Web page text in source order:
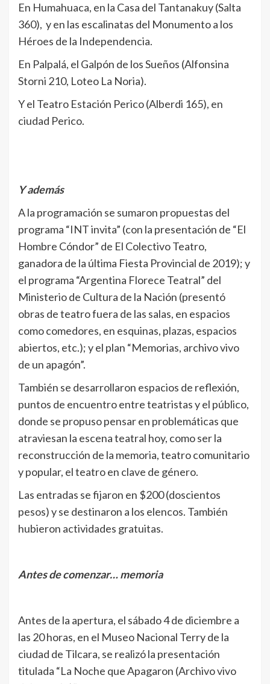
En Humahuaca, en la Casa del Tantanakuy (Salta
360), y en las escalinatas del Monumento a los
Héroes de la Independencia.
En Palpalá, el Galpón de los Sueños (Alfonsina
Storni 210, Loteo La Noria).
Y el Teatro Estación Perico (Alberdi 165), en
ciudad Perico.
Y además
A la programación se sumaron propuestas del
programa “INT invita” (con la presentación de “El
Hombre Cóndor” de El Colectivo Teatro,
ganadora de la última Fiesta Provincial de 2019); y
el programa “Argentina Florece Teatral” del
Ministerio de Cultura de la Nación (presentó
obras de teatro fuera de las salas, en espacios
como comedores, en esquinas, plazas, espacios
abiertos, etc.); y el plan “Memorias, archivo vivo
de un apagón”.
También se desarrollaron espacios de reflexión,
puntos de encuentro entre teatristas y el público,
donde se propuso pensar en problemáticas que
atraviesan la escena teatral hoy, como ser la
reconstrucción de la memoria, teatro comunitario
y popular, el teatro en clave de género.
Las entradas se fijaron en $200 (doscientos
pesos) y se destinaron a los elencos. También
hubieron actividades gratuitas.
Antes de comenzar… memoria
Antes de la apertura, el sábado 4 de diciembre a
las 20 horas, en el Museo Nacional Terry de la
ciudad de Tilcara, se realizó la presentación
titulada “La Noche que Apagaron (Archivo vivo